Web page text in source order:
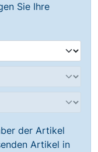
Sie Ihre
der Artikel
Artikel in